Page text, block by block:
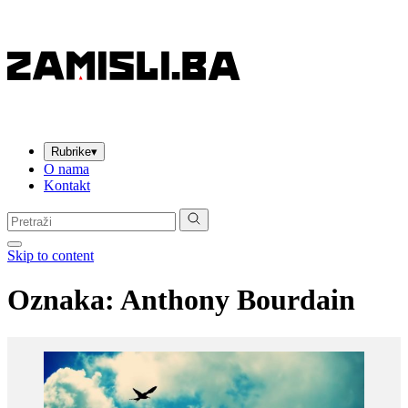
Rubrike▾
O nama
Kontakt
Pretraga:
Skip to content
Oznaka: Anthony Bourdain